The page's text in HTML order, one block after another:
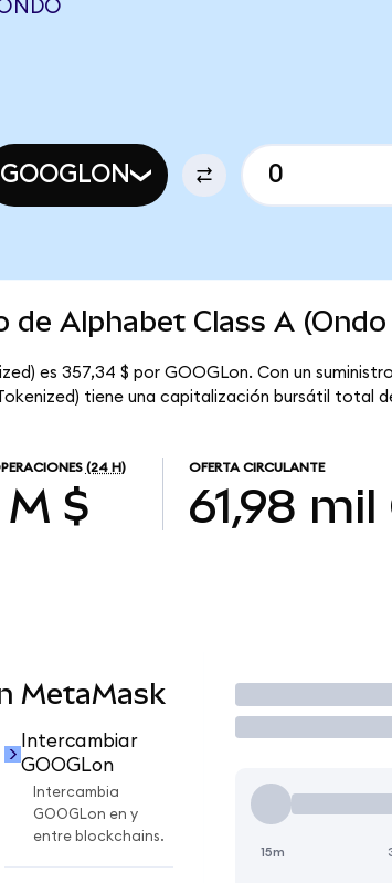
GOOGLON
Alphabet Class A (Ondo
es 357,34 $ por GOOGLon. Con un
tiene una capitalización bursátil total de
(24 H)
$
OFERTA CIRCULANTE
61,98 mil
MetaMask
Intercambiar
GOOGLon
Intercambia
GOOGLon en y
entre blockchains.
Operar
15m